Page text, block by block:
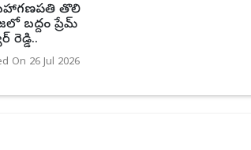
తొలి
బద్దం ప్రేమ్
రెడ్డి..
On 26 Jul 2026